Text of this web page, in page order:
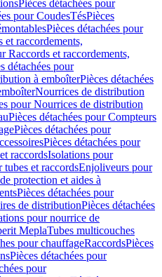
Pièces détachées pour
pour CoudesTésPièces
Pièces détachées pour
et raccordements,
Raccords et raccordements,
détachées pour
à emboîterPièces détachées
Nourrices de distribution
pour Nourrices de distribution
Pièces détachées pour Compteurs
Pièces détachées pour
Pièces détachées pour
raccordsIsolations pour
tubes et raccordsEnjoliveurs pour
protection et aides à
Pièces détachées pour
de distributionPièces détachées
pour nourrice de
MeplaTubes multicouches
pour chauffageRaccordsPièces
Pièces détachées pour
pour